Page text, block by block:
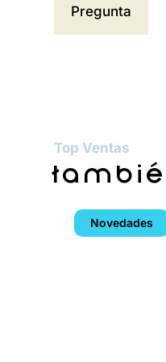
Top Ventas
Novedades